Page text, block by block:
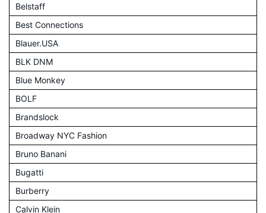
Belstaff
Best Connections
Blauer.USA
BLK DNM
Blue Monkey
BOLF
Brandslock
Broadway NYC Fashion
Bruno Banani
Bugatti
Burberry
Calvin Klein